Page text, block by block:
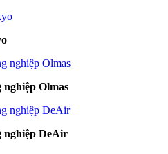
Olmas
nghiệp DeAir